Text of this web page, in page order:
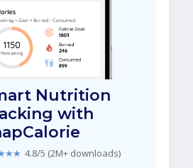
Nutrition
with
4.8/5 (2M+ downloads)